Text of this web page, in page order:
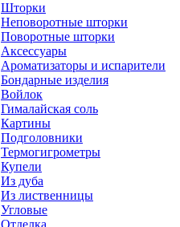
Шторки
Неповоротные шторки
Поворотные шторки
Аксессуары
Ароматизаторы и испарители
Бондарные изделия
Войлок
Гималайская соль
Картины
Подголовники
Термогигрометры
Купели
Из дуба
Из лиственницы
Угловые
Отделка